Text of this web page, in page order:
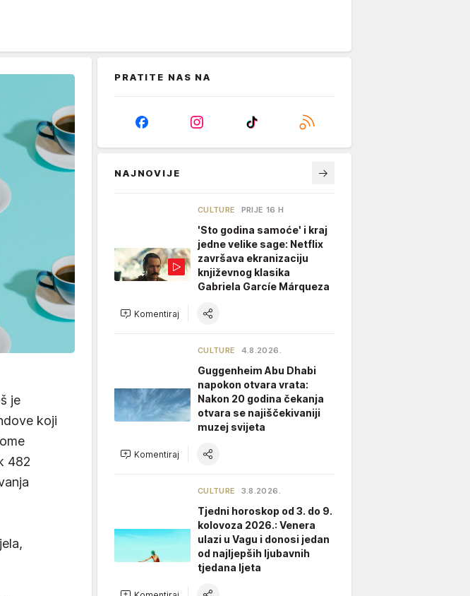
je
koji
482
PRATITE NAS NA
NAJNOVIJE
CULTURE PRIJE 16 H
'Sto godina samoće' i kraj
jedne velike sage: Netflix
završava ekranizaciju
književnog klasika
Gabriela Garcíe Márqueza
Komentiraj
CULTURE 4.8.2026.
Guggenheim Abu Dhabi
napokon otvara vrata:
Nakon 20 godina čekanja
otvara se najiščekivaniji
muzej svijeta
Komentiraj
CULTURE 3.8.2026.
Tjedni horoskop od 3. do 9.
kolovoza 2026.: Venera
ulazi u Vagu i donosi jedan
od najljepših ljubavnih
tjedana ljeta